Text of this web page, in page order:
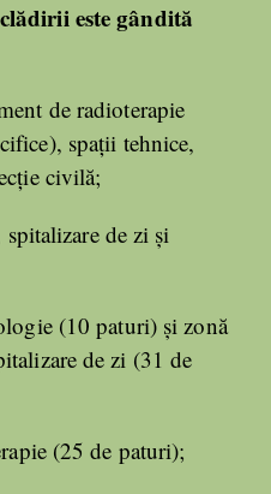
este gândită
de radioterapie
spații tehnice,
civilă;
de zi și
(10 paturi) și zonă
de zi (31 de
(25 de paturi);